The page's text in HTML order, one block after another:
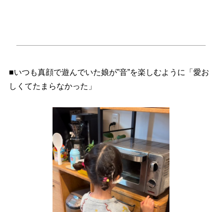
■いつも真顔で遊んでいた娘が”音”を楽しむように「愛お
しくてたまらなかった」